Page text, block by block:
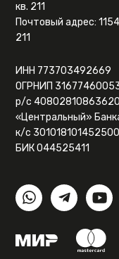
кв. 211
Почтовый адрес:
211
ИНН 773703492669
ОГРНИП
р/с
«Центральный»
к/с
БИК 044525411